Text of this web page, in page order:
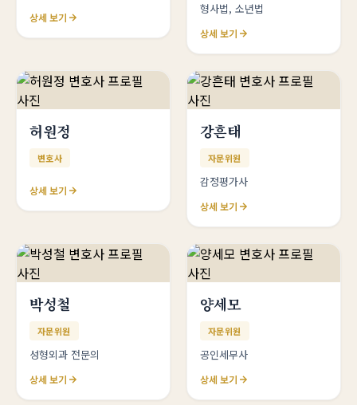
상세 보기
형사법, 소년법
상세 보기
허원정
변호사
상세 보기
강흔태
자문위원
감정평가사
상세 보기
박성철
자문위원
성형외과 전문의
상세 보기
양세모
자문위원
공인세무사
상세 보기